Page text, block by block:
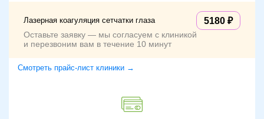
Лазерная коагуляция сетчатки глаза 5180
Оставьте заявку — мы согласуем с клиникой
и перезвоним вам в течение 10 минут
Смотреть прайс-лист клиники →